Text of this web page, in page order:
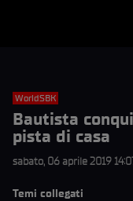
WorldSBK
Bautista
pista di casa
sabato, 06 aprile 2019
Temi collegati